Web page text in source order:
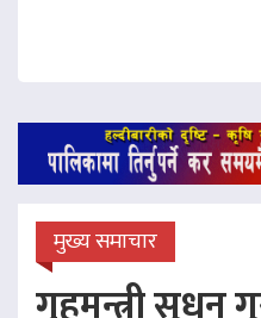
मुख्य समाचार